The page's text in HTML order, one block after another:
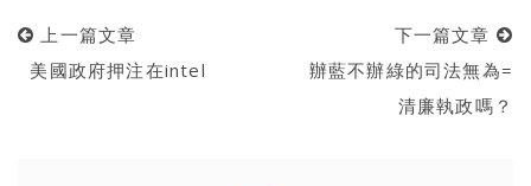
上一篇文章
美國政府押注在intel
下一篇文章
辦藍不辦綠的司法無為=
清廉執政嗎？